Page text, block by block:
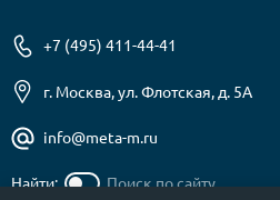
+7 (495) 411-44-41
г. Москва, ул. Флотская, д. 5А
info@meta-m.ru
Найти: